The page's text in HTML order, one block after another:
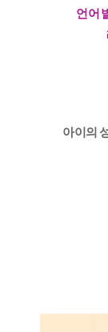
언어
아이의